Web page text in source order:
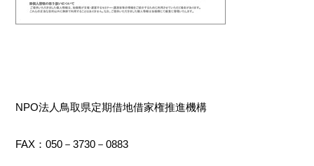
NPO法人鳥取県定期借地借家権推進機構
FAX：050－3730－0883